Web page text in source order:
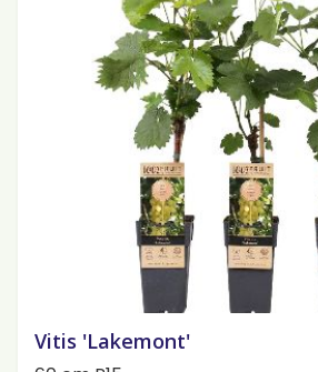
Vitis 'Lakemont'